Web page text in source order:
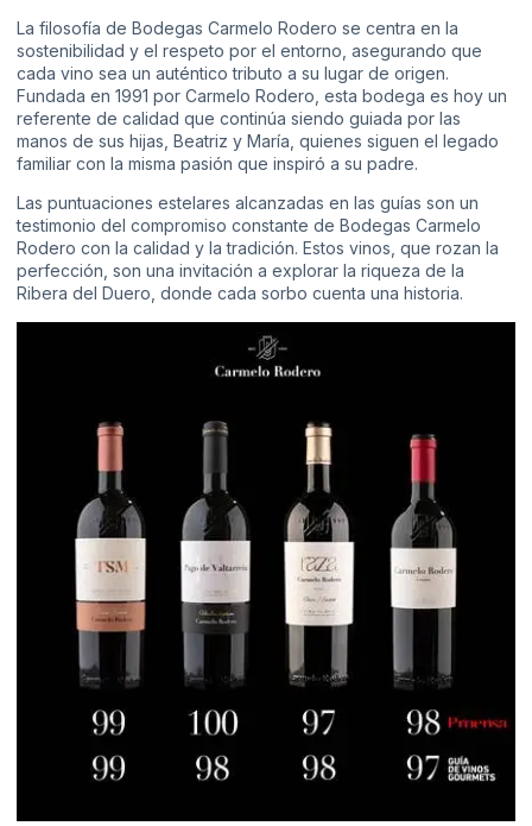
La filosofía de Bodegas Carmelo Rodero se centra en la
sostenibilidad y el respeto por el entorno, asegurando que
cada vino sea un auténtico tributo a su lugar de origen.
Fundada en 1991 por Carmelo Rodero, esta bodega es hoy un
referente de calidad que continúa siendo guiada por las
manos de sus hijas, Beatriz y María, quienes siguen el legado
familiar con la misma pasión que inspiró a su padre.
Las puntuaciones estelares alcanzadas en las guías son un
testimonio del compromiso constante de Bodegas Carmelo
Rodero con la calidad y la tradición. Estos vinos, que rozan la
perfección, son una invitación a explorar la riqueza de la
Ribera del Duero, donde cada sorbo cuenta una historia.